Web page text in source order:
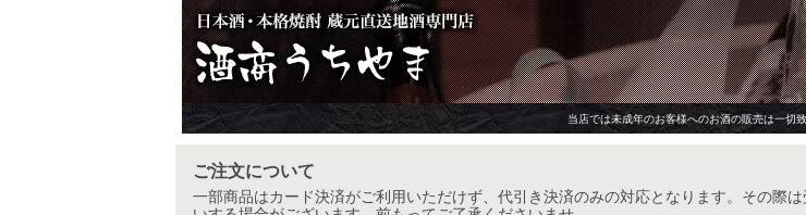
当店では未成年のお客様へのお酒の販売は一切
ご注文について
一部商品はカード決済がご利用いただけず、代引き決済のみの対応となります。その際